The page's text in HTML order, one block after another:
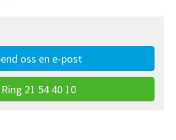
oss en e-post
Ring 21 54 40 10